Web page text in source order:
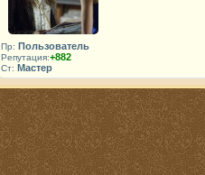
Пр: Пользователь
Репутация:+882
Ст: Мастер